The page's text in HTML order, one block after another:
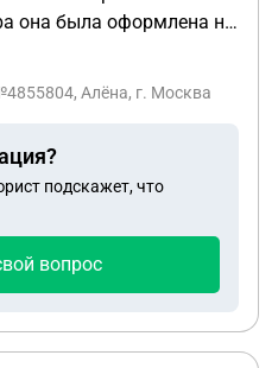
она была оформлена на
до сих пор стоит
что можно сделать
будет ихнее
в квартире и там
сестры что вот делать
Алёна, г. Москва
подскажет, что
вопрос